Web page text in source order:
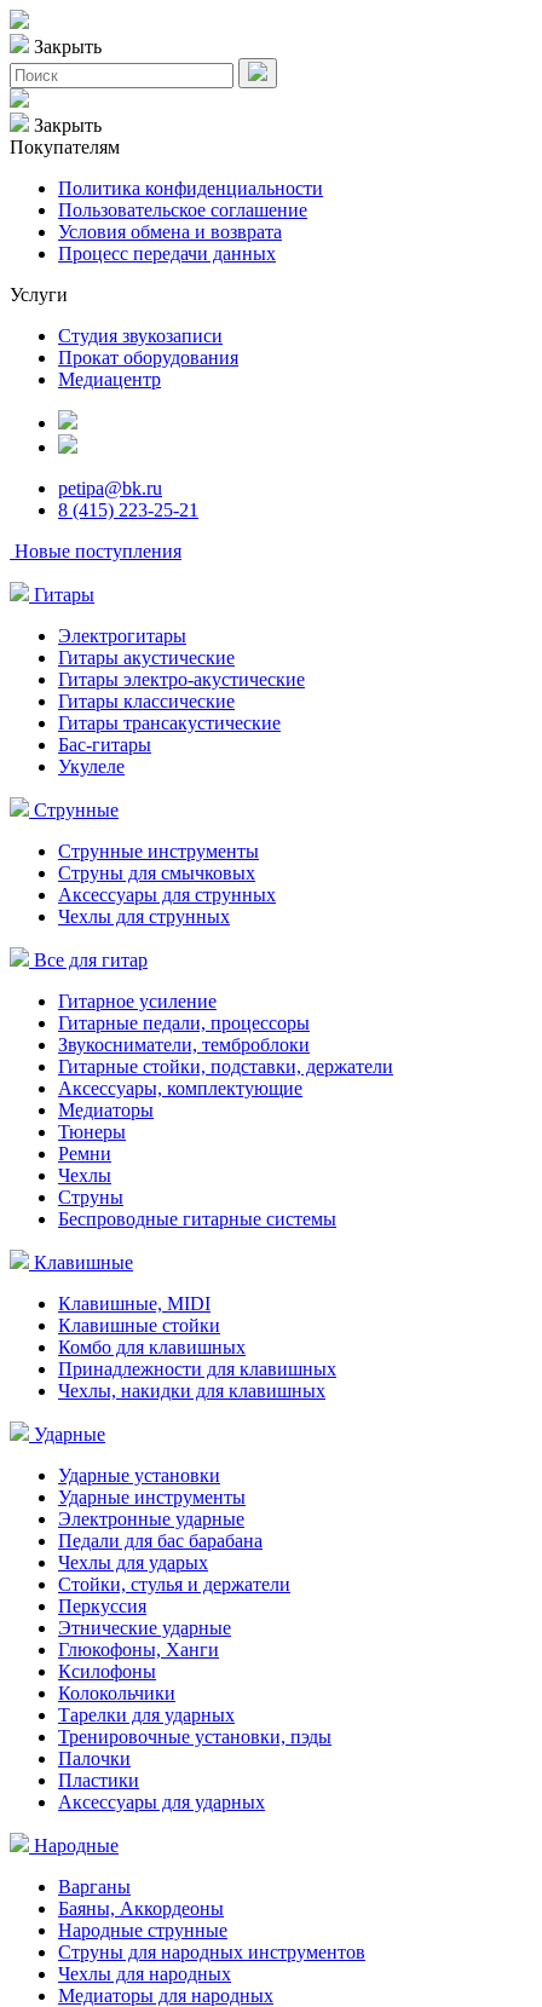
Закрыть
Закрыть
Покупателям
Политика конфиденциальности
Пользовательское соглашение
Условия обмена и возврата
Процесс передачи данных
Услуги
Студия звукозаписи
Прокат оборудования
Медиацентр
petipa@bk.ru
8 (415) 223-25-21
Новые поступления
Гитары
Электрогитары
Гитары акустические
Гитары электро-акустические
Гитары классические
Гитары трансакустические
Бас-гитары
Укулеле
Струнные
Струнные инструменты
Струны для смычковых
Аксессуары для струнных
Чехлы для струнных
Все для гитар
Гитарное усиление
Гитарные педали, процессоры
Звукосниматели, темброблоки
Гитарные стойки, подставки, держатели
Аксессуары, комплектующие
Медиаторы
Тюнеры
Ремни
Чехлы
Струны
Беспроводные гитарные системы
Клавишные
Клавишные, MIDI
Клавишные стойки
Комбо для клавишных
Принадлежности для клавишных
Чехлы, накидки для клавишных
Ударные
Ударные установки
Ударные инструменты
Электронные ударные
Педали для бас барабана
Чехлы для ударых
Стойки, стулья и держатели
Перкуссия
Этнические ударные
Глюкофоны, Ханги
Ксилофоны
Колокольчики
Тарелки для ударных
Тренировочные установки, пэды
Палочки
Пластики
Аксессуары для ударных
Народные
Варганы
Баяны, Аккордеоны
Народные струнные
Струны для народных инструментов
Чехлы для народных
Медиаторы для народных